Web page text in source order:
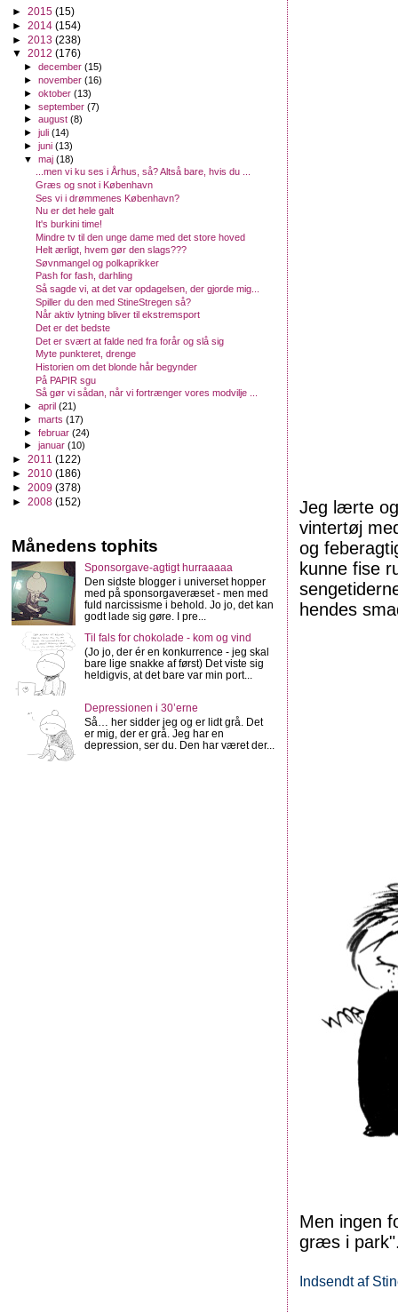
Jeg lærte
vintertøj
og
kunne fise
hendes
Men ingen
græs i
Indsendt af
► 2015 (15)
► 2014 (154)
► 2013 (238)
▼ 2012 (176)
►december(15)
►november(16)
►oktober(13)
►september(7)
►august(8)
►juli(14)
►juni(13)
▼maj(18)
...men vi ku ses i Århus, så? Altså bare, hvis du ...
Græs og snot i København
Ses vi i drømmenes København?
Nu er det hele galt
It's burkini time!
Mindre tv til den unge dame med det store hoved
Helt ærligt, hvem gør den slags???
Søvnmangel og polkaprikker
Pash for fash, darhling
Så sagde vi, at det var opdagelsen, der gjorde mig...
Spiller du den med StineStregen så?
Når aktiv lytning bliver til ekstremsport
Det er det bedste
Det er svært at falde ned fra forår og slå sig
Myte punkteret, drenge
Historien om det blonde hår begynder
På PAPIR sgu
Så gør vi sådan, når vi fortrænger vores modvilje ...
►april(21)
►marts(17)
►februar(24)
►januar(10)
► 2011 (122)
► 2010 (186)
► 2009 (378)
► 2008 (152)
Månedens tophits
Sponsorgave-agtigt hurraaaaa
Den sidste blogger i universet hopper
med på sponsorgaveræset - men med
fuld narcissisme i behold. Jo jo, det kan
godt lade sig gøre. I pre...
Til fals for chokolade - kom og vind
(Jo jo, der ér en konkurrence - jeg skal
bare lige snakke af først) Det viste sig
heldigvis, at det bare var min port...
Depressionen i 30’erne
Så… her sidder jeg og er lidt grå. Det
er mig, der er grå. Jeg har en
depression, ser du. Den har været der...